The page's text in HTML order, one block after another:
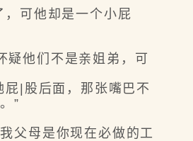
可他却是一个小屁
他们不是亲姐弟，可
|股后面，那张嘴巴不
”
父母是你现在必做的工